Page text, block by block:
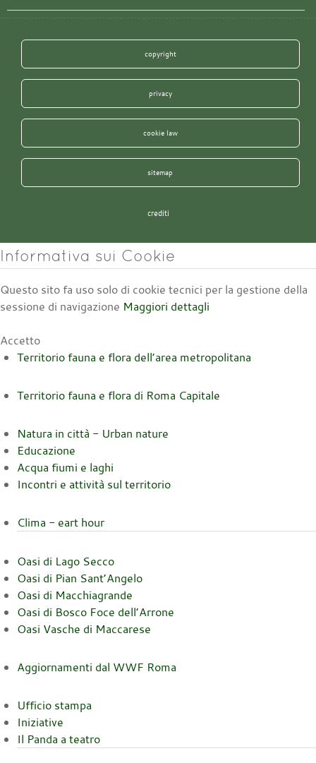
copyright
privacy
cookie law
sitemap
crediti
Informativa sui Cookie
Questo sito fa uso solo di cookie tecnici per la gestione della
sessione di navigazione Maggiori dettagli
Accetto
Territorio fauna e flora dell’area metropolitana
Territorio fauna e flora di Roma Capitale
Natura in città - Urban nature
Educazione
Acqua fiumi e laghi
Incontri e attività sul territorio
Clima - eart hour
Oasi di Lago Secco
Oasi di Pian Sant’Angelo
Oasi di Macchiagrande
Oasi di Bosco Foce dell’Arrone
Oasi Vasche di Maccarese
Aggiornamenti dal WWF Roma
Ufficio stampa
Iniziative
Il Panda a teatro